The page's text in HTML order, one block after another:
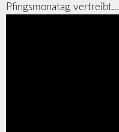
Pfingsmonatag vertreibt…